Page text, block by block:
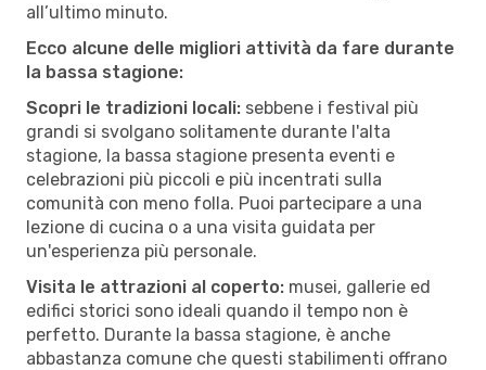
all’ultimo minuto.
Ecco alcune delle migliori attività da fare durante
la bassa stagione:
Scopri le tradizioni locali: sebbene i festival più
grandi si svolgano solitamente durante l'alta
stagione, la bassa stagione presenta eventi e
celebrazioni più piccoli e più incentrati sulla
comunità con meno folla. Puoi partecipare a una
lezione di cucina o a una visita guidata per
un'esperienza più personale.
Visita le attrazioni al coperto: musei, gallerie ed
edifici storici sono ideali quando il tempo non è
perfetto. Durante la bassa stagione, è anche
abbastanza comune che questi stabilimenti offrano